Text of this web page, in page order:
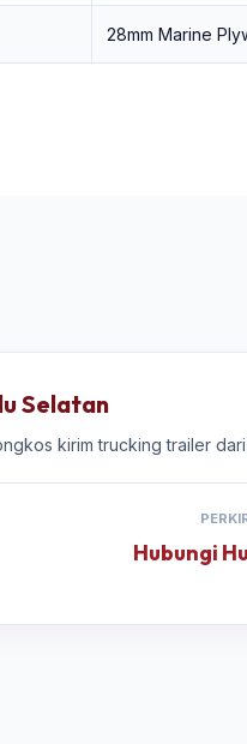
28mm Marine
Selatan
kirim trucking trailer
Hubungi